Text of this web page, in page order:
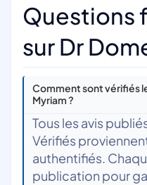
Questions
sur Dr
Comment sont vérifiés
Myriam ?
Tous les avis
Vérifiés
authentifiés.
publication pour